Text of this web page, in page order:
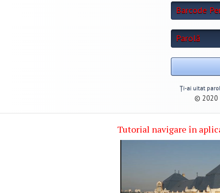
Ți-ai uitat
© 2020
Tutorial navigare în